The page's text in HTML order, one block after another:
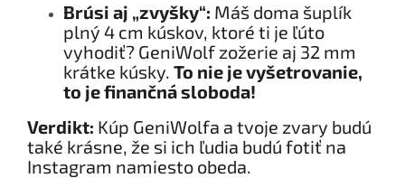
Brúsi aj „zvyšky“: Máš doma šuplík
plný 4 cm kúskov, ktoré ti je ľúto
vyhodiť? GeniWolf zožerie aj 32 mm
krátke kúsky. To nie je vyšetrovanie,
to je finančná sloboda!
Verdikt: Kúp GeniWolfa a tvoje zvary budú
také krásne, že si ich ľudia budú fotiť na
Instagram namiesto obeda.